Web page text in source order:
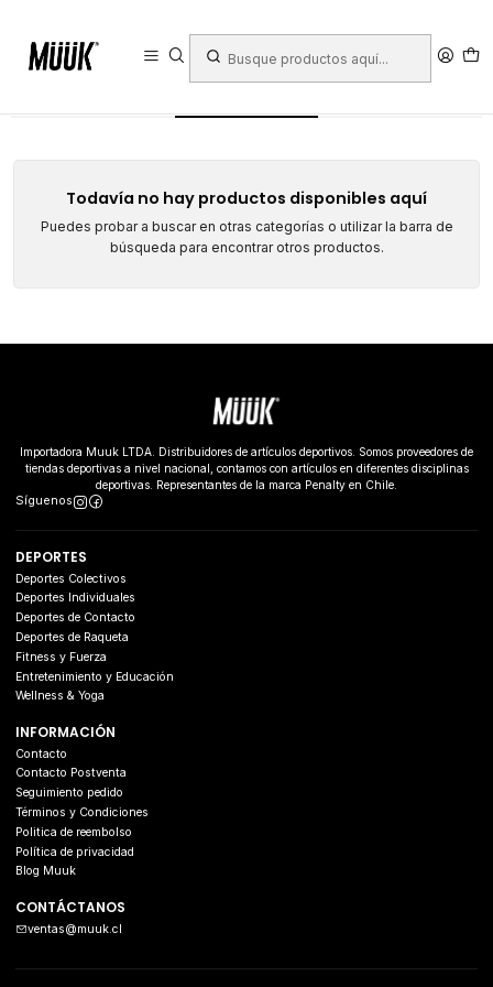
Calzado
Todavía no hay productos disponibles aquí
Puedes probar a buscar en otras categorías o utilizar la barra de
búsqueda para encontrar otros productos.
Importadora Muuk LTDA. Distribuidores de artículos deportivos. Somos proveedores de
tiendas deportivas a nivel nacional, contamos con artículos en diferentes disciplinas
deportivas. Representantes de la marca Penalty en Chile.
Síguenos
DEPORTES
Deportes Colectivos
Deportes Individuales
Deportes de Contacto
Deportes de Raqueta
Fitness y Fuerza
Entretenimiento y Educación
Wellness & Yoga
INFORMACIÓN
Contacto
Contacto Postventa
Seguimiento pedido
Términos y Condiciones
Politica de reembolso
Política de privacidad
Blog Muuk
CONTÁCTANOS
ventas@muuk.cl